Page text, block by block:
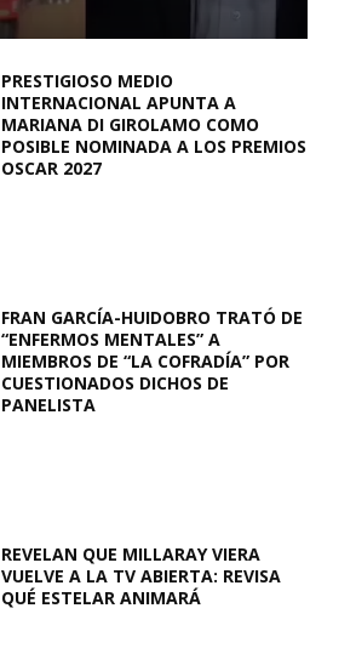
PRESTIGIOSO MEDIO
INTERNACIONAL APUNTA A
MARIANA DI GIROLAMO COMO
POSIBLE NOMINADA A LOS PREMIOS
OSCAR 2027
FRAN GARCÍA-HUIDOBRO TRATÓ DE
“ENFERMOS MENTALES” A
MIEMBROS DE “LA COFRADÍA” POR
CUESTIONADOS DICHOS DE
PANELISTA
REVELAN QUE MILLARAY VIERA
VUELVE A LA TV ABIERTA: REVISA
QUÉ ESTELAR ANIMARÁ